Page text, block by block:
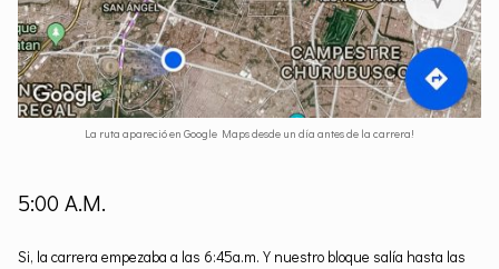
La ruta apareció en Google Maps desde un día antes de la carrera!
5:00 A.M.
Si, la carrera empezaba a las 6:45a.m. Y nuestro bloque salía hasta las